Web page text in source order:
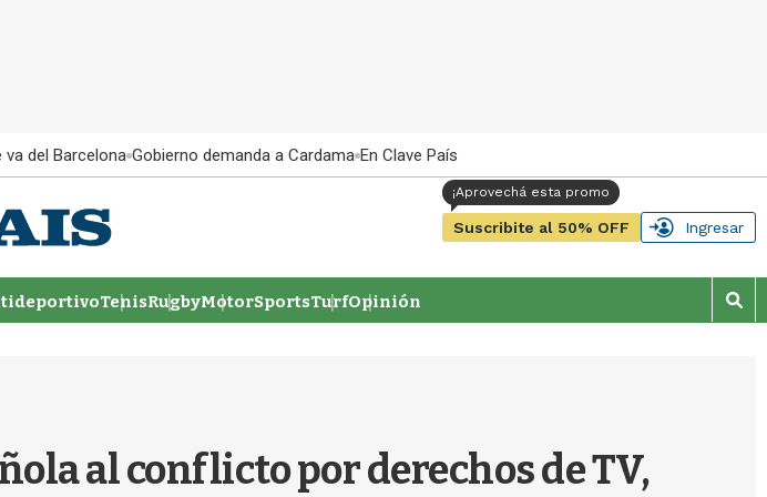
del Barcelona Gobierno demanda a Cardama En Clave País
Suscribite al 50% OFF Ingresar
TenisRugbyMotorSportsTurfOpinión
M
o
al conflicto por derechos de TV,